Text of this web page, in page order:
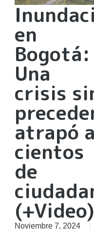
en
Bogotá:
Una
crisis
atrapó a
cientos
de
(+Video)
Noviembre 7, 2024